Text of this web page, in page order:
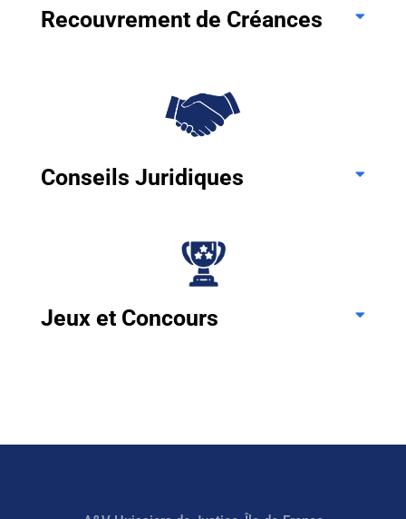
Recouvrement de Créances
Conseils Juridiques
Jeux et Concours